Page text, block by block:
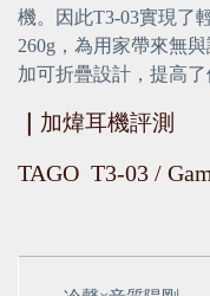
機。因此T3-03實現了
260g，為用家帶來無
加可折疊設計，提高
加煒耳機評測
TAGO  T3-03 /